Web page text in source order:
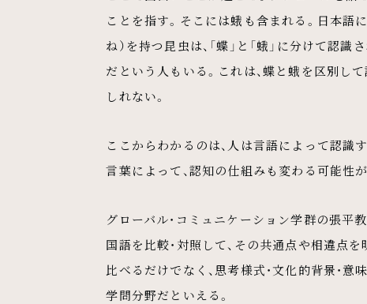
ことを指す。そこには蛾も含まれる。日本語
ね）を持つ昆虫は、「蝶」と「蛾」に分けて認
だという人もいる。これは、蝶と蛾を区別し
しれない。
ここからわかるのは、人は言語によって認識
言葉によって、認知の仕組みも変わる可能性が
グローバル・コミュニケーション学群の張平
国語を比較・対照して、その共通点や相違点
比べるだけでなく、思考様式・文化的背景・
学問分野だといえる。